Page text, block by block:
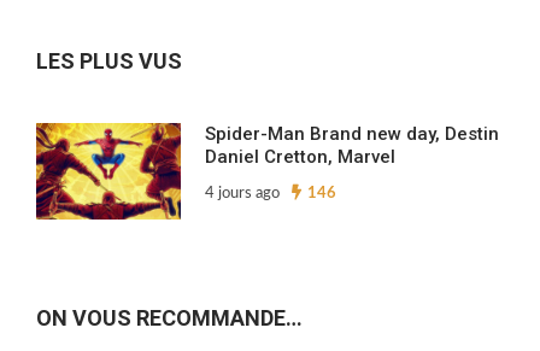
LES PLUS VUS
Spider-Man Brand new day, Destin
Daniel Cretton, Marvel
4 jours ago 146
ON VOUS RECOMMANDE…